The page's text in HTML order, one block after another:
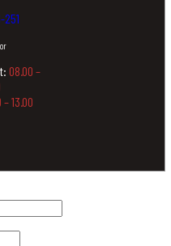
251
08.00 –
13.00